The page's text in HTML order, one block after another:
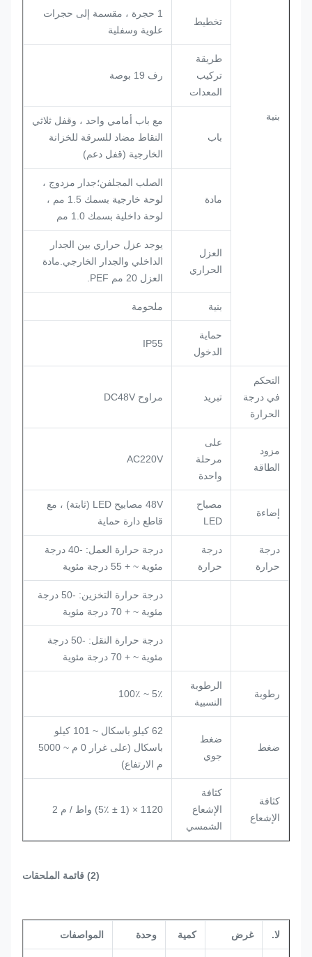
بنية
تخطيط
1 حجرة ، مقسمة إلى حجرات
علوية وسفلية
طريقة
تركيب
المعدات
رف 19 بوصة
باب
مع باب أمامي واحد ، وقفل ثلاثي
النقاط مضاد للسرقة للخزانة
الخارجية (قفل دعم)
مادة
الصلب المجلفن؛جدار مزدوج ،
لوحة خارجية بسمك 1.5 مم ،
لوحة داخلية بسمك 1.0 مم
العزل
الحراري
يوجد عزل حراري بين الجدار
الداخلي والجدار الخارجي.مادة
العزل 20 مم PEF.
بنية ملحومة
حماية
الدخول
IP55
التحكم
في درجة
الحرارة
تبريد مراوح DC48V
مزود
الطاقة
على
مرحلة
واحدة
AC220V
إضاءة
مصباح
LED
48V مصابيح LED (ثابتة) ، مع
قاطع دارة حماية
درجة
حرارة
درجة
حرارة
درجة حرارة العمل: -40 درجة
مئوية ~ + 55 درجة مئوية
درجة حرارة التخزين: -50 درجة
مئوية ~ + 70 درجة مئوية
درجة حرارة النقل: -50 درجة
مئوية ~ + 70 درجة مئوية
رطوبة
الرطوبة
النسبية
5٪ ~ 100٪
ضغط
ضغط
جوي
62 كيلو باسكال ~ 101 كيلو
باسكال (على غرار 0 م ~ 5000
م الارتفاع)
كثافة
الإشعاع
كثافة
الإشعاع
الشمسي
1120 × (1 ± 5٪) واط / م 2
(2) قائمة الملحقات
لا. غرض كمية وحدة المواصفات